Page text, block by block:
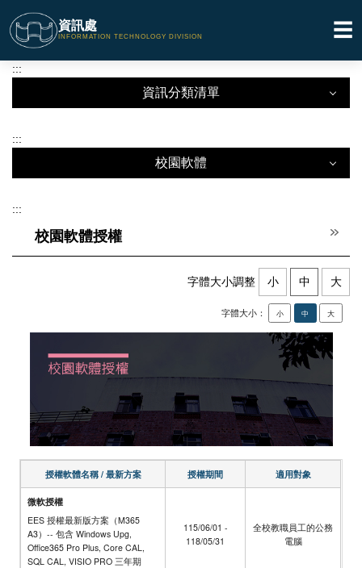
到
主
要
內
資訊處
INFORMATION TECHNOLOGY DIVISION ☰
:::
資訊分類清單
相關表格
校園網路
常見問題
:::
校園軟體
校園軟體授權
數位發展部
:::
校園軟體授權
字體大小調整 小 中 大
字體大小： 小 中 大
授權軟體名稱 / 最新方案 授權期間 適用對象
微軟授權
EES 授權最新版方案（M365
A3）-- 包含 Windows Upg,
Office365 Pro Plus, Core CAL,
SQL CAL, VISIO PRO 三年期
115/06/01 -
118/05/31
全校教職員工的公務
電腦